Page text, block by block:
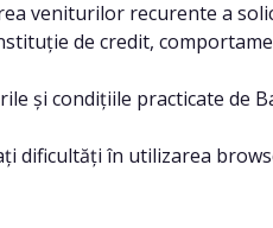
veniturilor recurente a
de credit,
și condițiile practicate de
dificultăți în utilizarea